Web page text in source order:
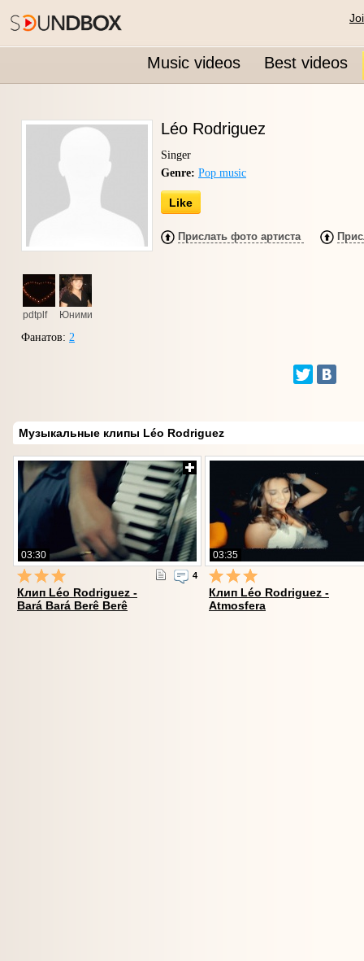
Music videos Best videos
Léo Rodriguez
Singer
Genre: Pop music
Like
Прислать фото артиста
pdtplf Юнимилка
Фанатов: 2
Музыкальные клипы Léo Rodriguez
03:30
4
Клип Léo Rodriguez -
Bará Bará Berê Berê
03:35
Клип Léo Rodriguez -
Atmosfera